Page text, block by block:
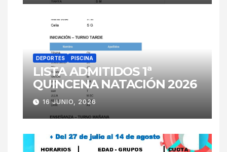
DEPORTES PISCINA
LISTA ADMITIDOS 1ª
QUINCENA NATACIÓN 2026
16 JUNIO, 2026